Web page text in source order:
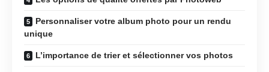
Personnaliser votre album photo pour un rendu
unique
L’importance de trier et sélectionner vos photos